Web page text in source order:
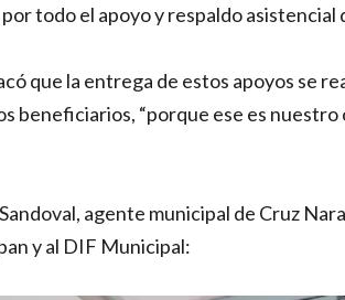
todo el apoyo y respaldo
que la entrega de estos apoyos se
beneficiarios, “porque ese es
agente municipal de Cruz
y al DIF Municipal: